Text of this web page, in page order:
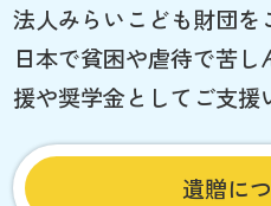
法人みらいこども財団を
日本で貧困や虐待で苦
援や奨学金としてご支援
遺贈に